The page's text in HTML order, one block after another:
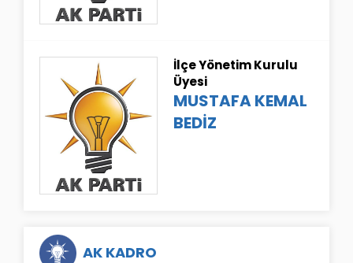
AK KADRO
İlçe Yönetim Kurulu
Üyesi
MUSTAFA KEMAL
BEDİZ